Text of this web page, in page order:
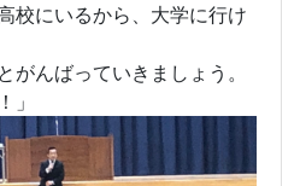
た。
です。しっかりがんばっ
にいるから、大学に行け